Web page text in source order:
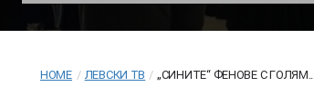
HOME / ЛЕВСКИ ТВ / „СИНИТЕ“ ФЕНОВЕ С